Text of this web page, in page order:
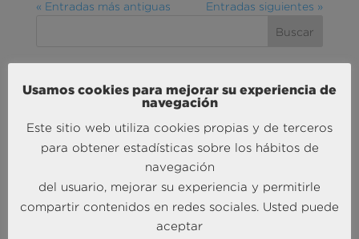
« Entradas más antiguas Entradas siguientes »
MÁS NOTICIAS SOBRE: ACTUALIDAD
Usamos cookies para mejorar su experiencia de
navegación
Este sitio web utiliza cookies propias y de terceros
para obtener estadísticas sobre los hábitos de
navegación
del usuario, mejorar su experiencia y permitirle
compartir contenidos en redes sociales. Usted puede
aceptar